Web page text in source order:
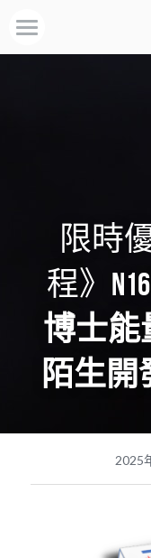
歡迎來電
限時
程》
博士能
陌生開
2025